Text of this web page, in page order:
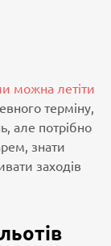
можна летіти
терміну,
але потрібно
знати
заходів